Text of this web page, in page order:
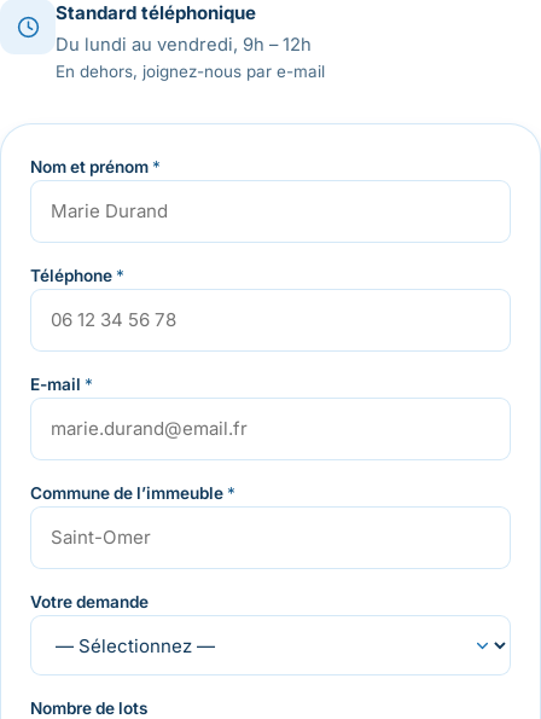
Standard téléphonique
Du lundi au vendredi, 9h – 12h
En dehors, joignez-nous par e-mail
Nom et prénom *
Téléphone *
E-mail *
Commune de l’immeuble *
Votre demande
Nombre de lots